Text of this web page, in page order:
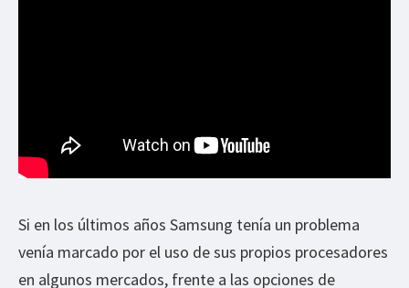
Si en los últimos años Samsung tenía un problema
venía marcado por el uso de sus propios procesadores
en algunos mercados, frente a las opciones de